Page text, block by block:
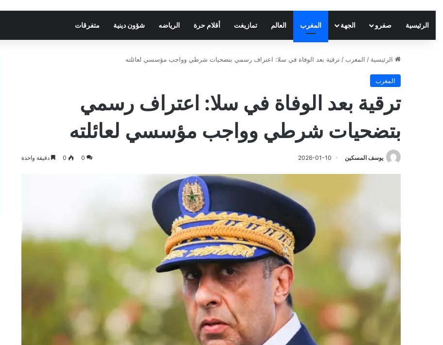
الرئيسية صفرو الجهة المغرب العالم تمازيغت أقلام حرة الرياضه شؤون دينية متفرقات
الرئيسية / المغرب / ترقية بعد الوفاة في سلا: اعتراف رسمي بتضحيات شرطي وواجب مؤسسي لعائلته
المغرب
ترقية بعد الوفاة في سلا: اعتراف رسمي
بتضحيات شرطي وواجب مؤسسي لعائلته
يوسف المسكين 2026-01-10
0
0 دقيقة واحدة